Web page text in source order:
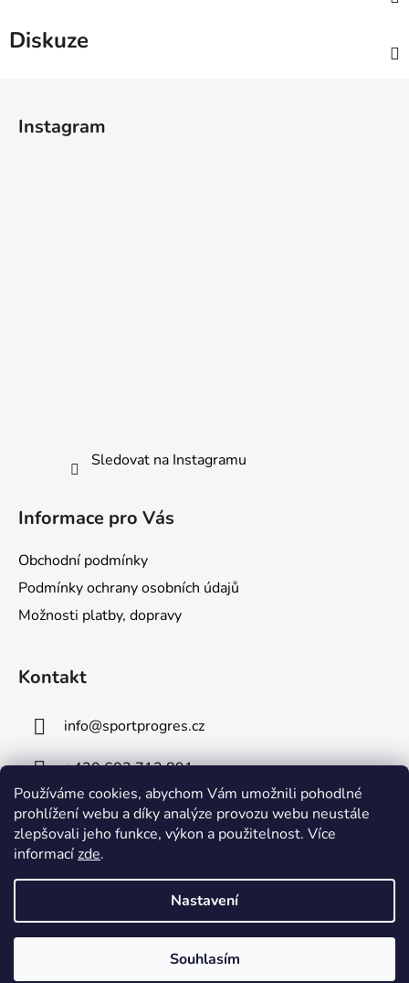
Používáme cookies, abychom Vám umožnili pohodlné
prohlížení webu a díky analýze provozu webu neustále
zlepšovali jeho funkce, výkon a použitelnost. Více
informacízde.
Nastavení
Souhlasím
Diskuze
Instagram
Sledovat na Instagramu
Informace pro Vás
Obchodní podmínky
Podmínky ochrany osobních údajů
Možnosti platby, dopravy
Kontakt
info@sportprogres.cz
+420 602 713 891
+420 734 491 091
Vytvořil Shoptet
sportprogres.cz